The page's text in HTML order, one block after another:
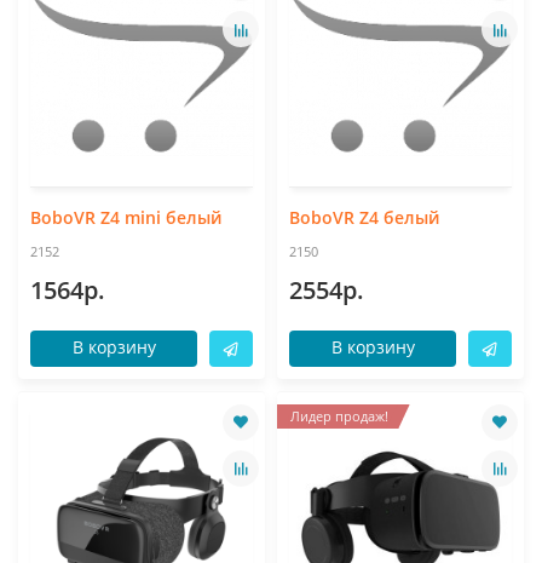
BoboVR Z4 mini белый
2152
1564р.
В корзину
BoboVR Z4 белый
2150
2554р.
В корзину
Лидер продаж!